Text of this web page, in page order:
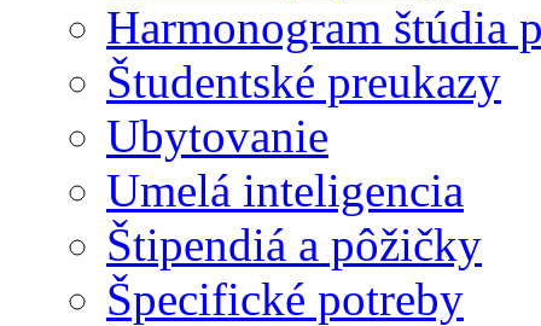
Harmonogram štúdia
Študentské preukazy
Ubytovanie
Umelá inteligencia
Štipendiá a pôžičky
Špecifické potreby